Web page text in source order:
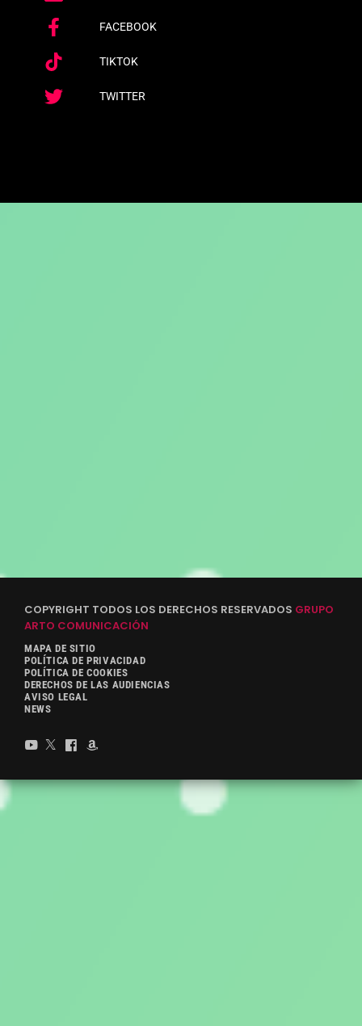
FACEBOOK
TIKTOK
TWITTER
COPYRIGHT TODOS LOS DERECHOS RESERVADOS GRUPO
ARTO COMUNICACIÓN
MAPA DE SITIO
POLÍTICA DE PRIVACIDAD
POLÍTICA DE COOKIES
DERECHOS DE LAS AUDIENCIAS
AVISO LEGAL
NEWS